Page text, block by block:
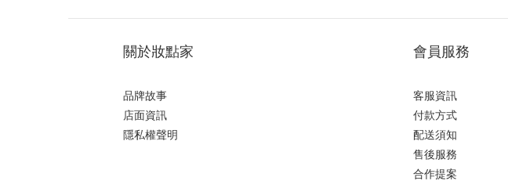
關於妝點家
品牌故事
店面資訊
隱私權聲明
會員服務
客服資訊
付款方式
配送須知
售後服務
合作提案